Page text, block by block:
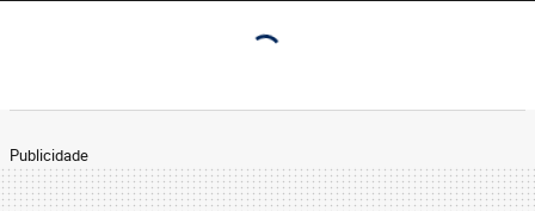
Publicidade